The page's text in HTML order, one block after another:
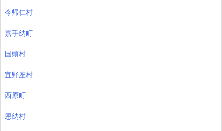
今帰仁村
嘉手納町
国頭村
宜野座村
西原町
恩納村